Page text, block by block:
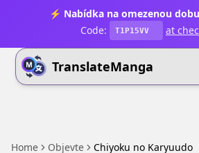
⚡ Nabídka na omezenou
Code:
T1P15VV at
TranslateManga
Home Objevte Chiyoku no Karyuudo